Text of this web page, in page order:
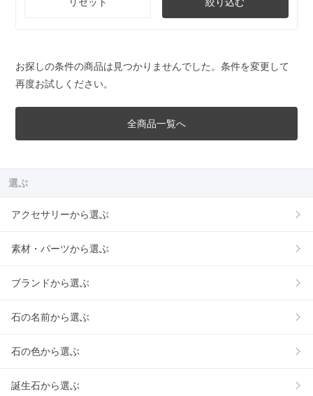
お探しの条件の商品は見つかりませんでした。条件を変更して
再度お試しください。
全商品一覧へ
選ぶ
アクセサリーから選ぶ
素材・パーツから選ぶ
ブランドから選ぶ
石の名前から選ぶ
石の色から選ぶ
誕生石から選ぶ